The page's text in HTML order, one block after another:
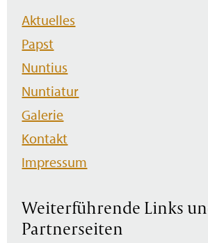
Navigation
überspringen
Aktuelles
Papst
Nuntius
Nuntiatur
Galerie
Kontakt
Impressum
Weiterführende Links
Partnerseiten